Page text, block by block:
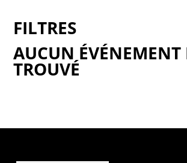
AUCUN ÉVÉNEMENT
TROUVÉ
FILTRES